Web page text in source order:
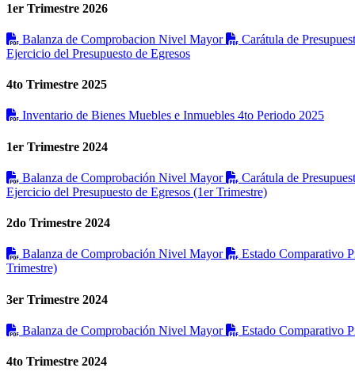
1er Trimestre 2026
Balanza de Comprobacion Nivel Mayor
Carátula de
Ejercicio del Presupuesto de Egresos
4to Trimestre 2025
Inventario de Bienes Muebles e Inmuebles 4to Periodo 2025
1er Trimestre 2024
Balanza de Comprobación Nivel Mayor
Carátula de
Ejercicio del Presupuesto de Egresos (1er Trimestre)
2do Trimestre 2024
Balanza de Comprobación Nivel Mayor
Estado Comparativo
Trimestre)
3er Trimestre 2024
Balanza de Comprobación Nivel Mayor Estado Comparativo
4to Trimestre 2024